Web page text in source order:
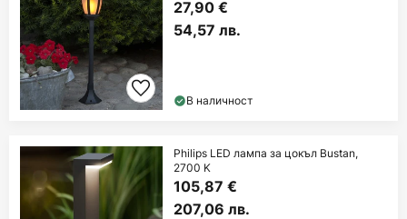
27,90 €
54,57 лв.
В наличност
Philips LED лампа за цокъл Bustan,
2700 K
105,87 €
207,06 лв.